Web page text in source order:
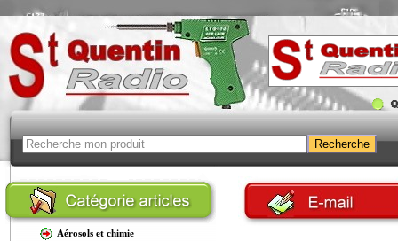
Aérosols et chimie